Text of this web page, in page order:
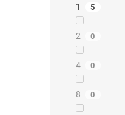
1 5
2 0
4 0
8 0